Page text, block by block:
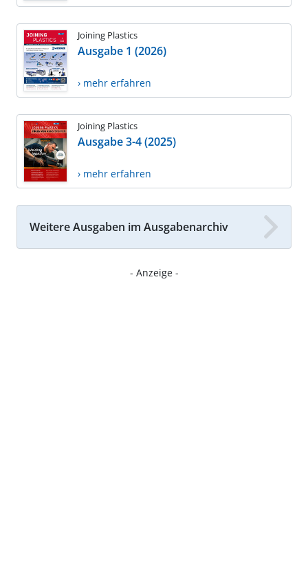
Joining Plastics
Ausgabe 1 (2026)
› mehr erfahren
Joining Plastics
Ausgabe 3-4 (2025)
› mehr erfahren
Weitere Ausgaben im Ausgabenarchiv
- Anzeige -